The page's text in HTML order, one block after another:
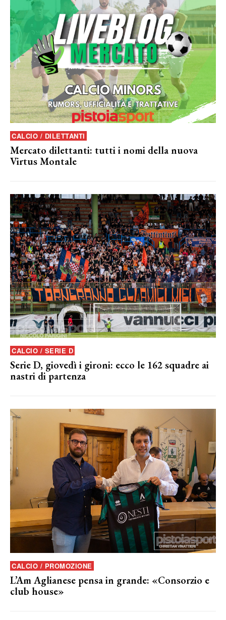
CALCIO / DILETTANTI
Mercato dilettanti: tutti i nomi della nuova
Virtus Montale
CALCIO / SERIE D
Serie D, giovedì i gironi: ecco le 162 squadre ai
nastri di partenza
CALCIO / PROMOZIONE
L’Am Aglianese pensa in grande: «Consorzio e
club house»